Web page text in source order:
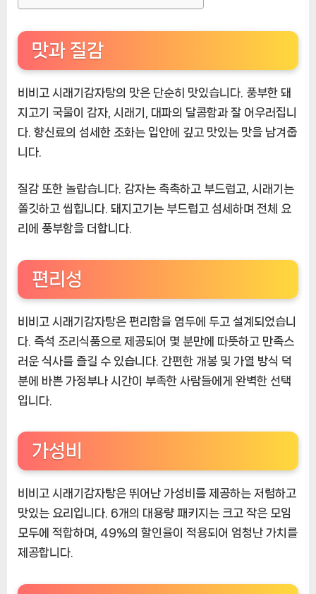
맛과 질감
비비고 시래기감자탕의 맛은 단순히 맛있습니다. 풍부한 돼
지고기 국물이 감자, 시래기, 대파의 달콤함과 잘 어우러집니
다. 향신료의 섬세한 조화는 입안에 깊고 맛있는 맛을 남겨줍
니다.
질감 또한 놀랍습니다. 감자는 촉촉하고 부드럽고, 시래기는
쫄깃하고 씹힙니다. 돼지고기는 부드럽고 섬세하며 전체 요
리에 풍부함을 더합니다.
편리성
비비고 시래기감자탕은 편리함을 염두에 두고 설계되었습니
다. 즉석 조리식품으로 제공되어 몇 분만에 따뜻하고 만족스
러운 식사를 즐길 수 있습니다. 간편한 개봉 및 가열 방식 덕
분에 바쁜 가정부나 시간이 부족한 사람들에게 완벽한 선택
입니다.
가성비
비비고 시래기감자탕은 뛰어난 가성비를 제공하는 저렴하고
맛있는 요리입니다. 6개의 대용량 패키지는 크고 작은 모임
모두에 적합하며, 49%의 할인율이 적용되어 엄청난 가치를
제공합니다.